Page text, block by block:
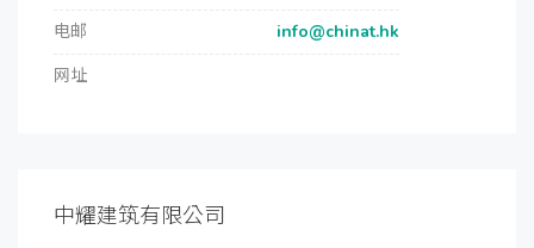
电邮
info@chinat.hk
网址
中耀建筑有限公司